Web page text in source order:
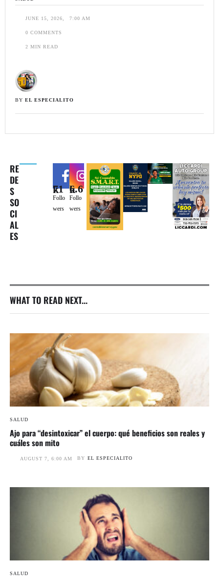
JUNE 15, 2026 7:00 AM
0 COMMENTS
2 MIN READ
BY EL ESPECIALITO
RE
DE
S
SO
CI
AL
ES
71k
Follo
wers
6.6k
Follo
wers
WHAT TO READ NEXT...
SALUD
Ajo para “desintoxicar” el cuerpo: qué beneficios son reales y
cuáles son mito
AUGUST 7, 6:00 AM BY EL ESPECIALITO
SALUD